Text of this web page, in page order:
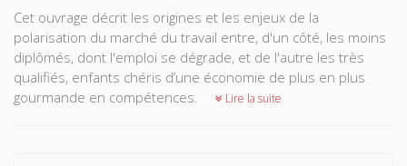
Cet ouvrage décrit les origines et les enjeux de la
polarisation du marché du travail entre, d'un côté, les moins
diplômés, dont l'emploi se dégrade, et de l'autre les très
qualifiés, enfants chéris d’une économie de plus en plus
gourmande en compétences.
Lire la suite